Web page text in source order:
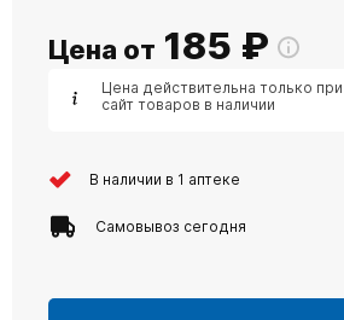
Цена от 185 ₽
Цена действительна только
сайт товаров в наличии
В наличии в 1 аптеке
Самовывоз сегодня